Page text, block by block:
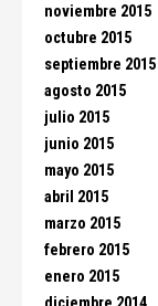
noviembre 2015
octubre 2015
septiembre 2015
agosto 2015
julio 2015
junio 2015
mayo 2015
abril 2015
marzo 2015
febrero 2015
enero 2015